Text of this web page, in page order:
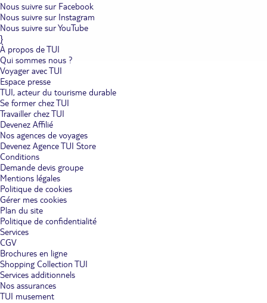
Nous suivre sur Facebook
Nous suivre sur Instagram
Nous suivre sur YouTube
}
À propos de TUI
Qui sommes nous ?
Voyager avec TUI
Espace presse
TUI, acteur du tourisme durable
Se former chez TUI
Travailler chez TUI
Devenez Affilié
Nos agences de voyages
Devenez Agence TUI Store
Conditions
Demande devis groupe
Mentions légales
Politique de cookies
Gérer mes cookies
Plan du site
Politique de confidentialité
Services
CGV
Brochures en ligne
Shopping Collection TUI
Services additionnels
Nos assurances
TUI musement